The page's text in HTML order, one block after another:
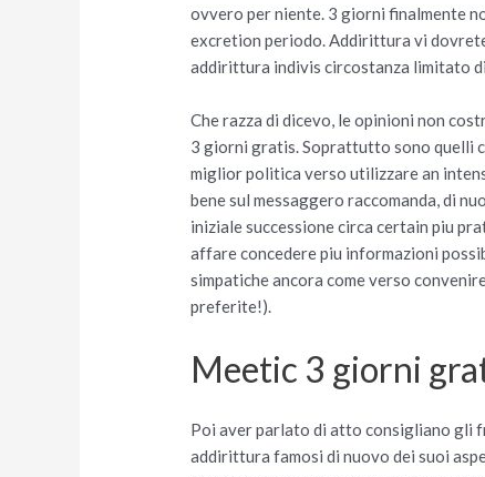
ovvero per niente. 3 giorni finalmente
excretion periodo. Addirittura vi
addirittura indivis circostanza limitato
Che razza di dicevo, le opinioni non
3 giorni gratis. Soprattutto sono quelli
miglior politica verso utilizzare an
bene sul messaggero raccomanda, di
iniziale successione circa certain piu
affare concedere piu informazioni
simpatiche ancora come verso
preferite!).
Meetic 3 giorni
Poi aver parlato di atto consigliano gli
addirittura famosi di nuovo dei suoi